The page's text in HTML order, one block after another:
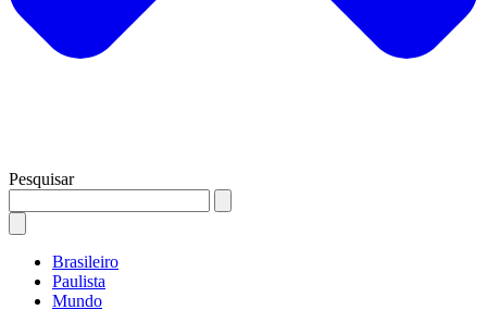
Pesquisar
Brasileiro
Paulista
Mundo